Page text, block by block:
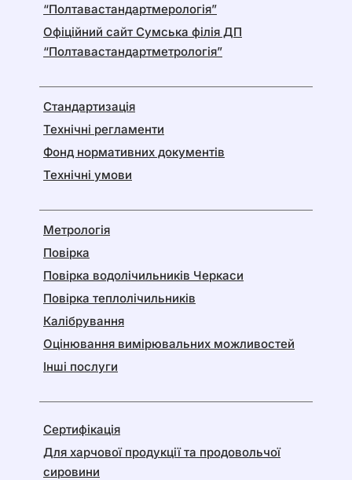
“Полтавастандартмерологія”
Офіційний сайт Сумська філія ДП
“Полтавастандартметрологія”
Стандартизація
Технічні регламенти
Фонд нормативних документів
Технічні умови
Метрологія
Повірка
Повірка водолічильників Черкаси
Повірка теплолічильників
Калібрування
Оцінювання вимірювальних можливостей
Інші послуги
Сертифікація
Для харчової продукції та продовольчої
сировини